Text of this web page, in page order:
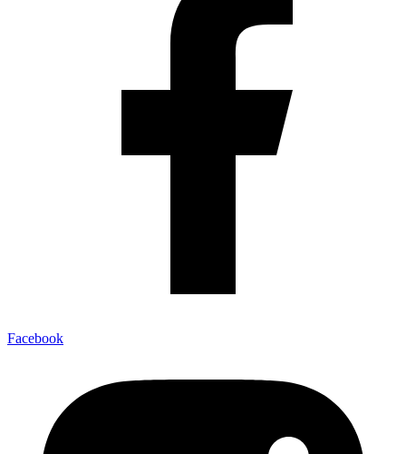
Facebook